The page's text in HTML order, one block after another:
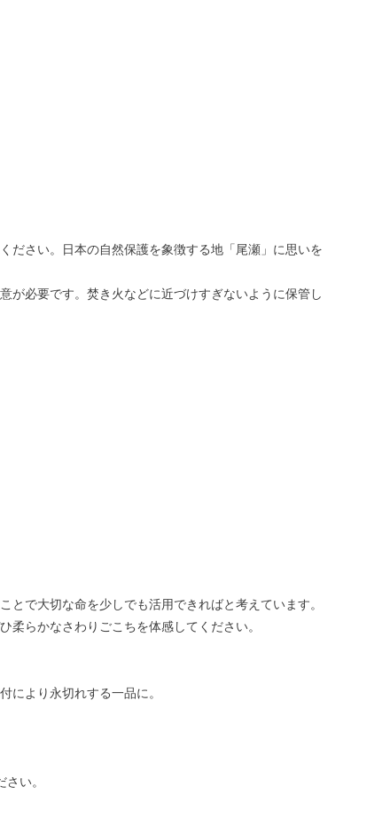
ださい。日本の自然保護を象徴する地「尾瀬」に思いを
が必要です。焚き火などに近づけすぎないように保管し
で大切な命を少しでも活用できればと考えています。
らかなさわりごこちを体感してください。
により永切れする一品に。
い。